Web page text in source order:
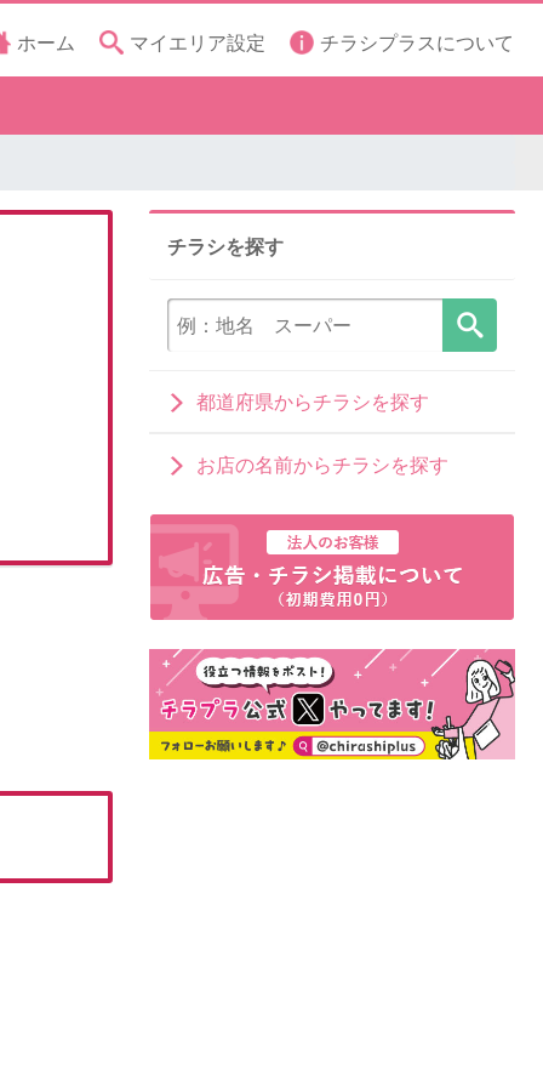
ホーム マイエリア設定 チラシプラスについて
チラシを探す
都道府県からチラシを探す
お店の名前からチラシを探す